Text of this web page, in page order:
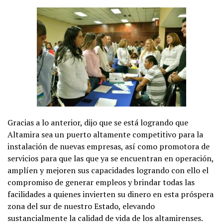
Gracias a lo anterior, dijo que se está logrando que
Altamira sea un puerto altamente competitivo para la
instalación de nuevas empresas, así como promotora de
servicios para que las que ya se encuentran en operación,
amplíen y mejoren sus capacidades logrando con ello el
compromiso de generar empleos y brindar todas las
facilidades a quienes invierten su dinero en esta próspera
zona del sur de nuestro Estado, elevando
sustancialmente la calidad de vida de los altamirenses.